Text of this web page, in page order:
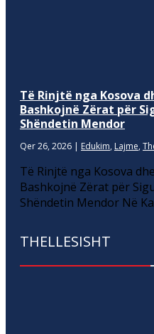
Të Rinjtë nga Kosova
Bashkojnë Zërat për
Shëndetin Mendor
Qer 26, 2026 | Edukim, Lajme,
Të Rinjtë nga Kosova
Bashkojnë Zërat për
Shëndetin Mendor Në
THELLESISHT